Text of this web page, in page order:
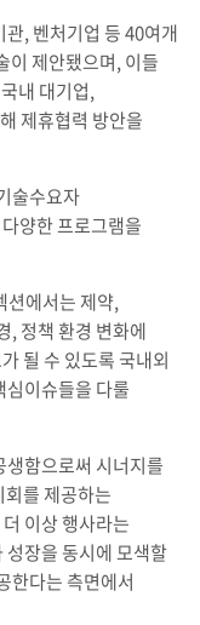
, 벤처기업 등 40여개
이 제안됐으며, 이들
내 대기업,
제휴협력 방안을
술수요자
양한 프로그램을
션에서는 제약,
, 정책 환경 변화에
될 수 있도록 국내외
심이슈들을 다룰
함으로써 시너지를
를 제공하는
이상 행사라는
장을 동시에 모색할
한다는 측면에서